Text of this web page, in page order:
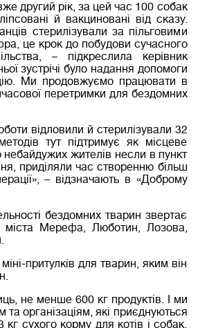
другий рік, за цей час 100 собак
й вакциновані від сказу.
стерилізували за пільговими
це крок до побудови сучасного
– підкреслила керівник
зустрічі було надання допомоги
Ми продовжуємо працювати в
перетримки для бездомних
відловили й стерилізували 32
тут підтримує як місцеве
небайдужих жителів несли в пункт
приділяли час створенню більш
– відзначають в «Доброму
бездомних тварин звертає
міста Мерефа, Люботин, Лозова,
притулків для тварин, яким він
не менше 600 кг продуктів. І ми
організаціям, які приєднуються
сухого корму для котів і собак,